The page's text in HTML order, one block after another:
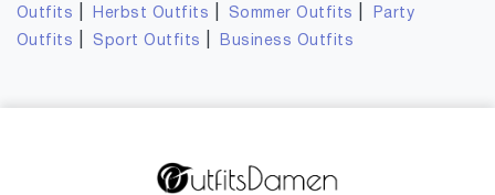
Outfits
Herbst Outfits Sommer Outfits
Party
Outfits
Sport Outfits Business Outfits